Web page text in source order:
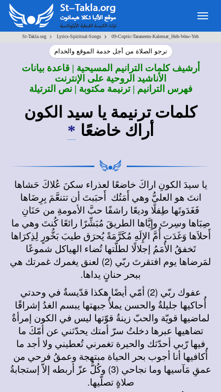
St-Takla.org > Lyrics-Spiritual-Songs > 09-Coptic-Taraneem-Kalemat_Heh-Waw-Yeh
نرجو الصلاة من أجل خدمة الموقع والخدام
أرشيف كلمات الترانيم المسيحية | قاعدة بيانات
الأناشيد الروحية على الإنترنت
فهرس الترانيم | ترنيمة مكتوبة | نص الترتيلة
كلمات ترنيمة يا سيد الكون
أراك خاضعًا *
يا سيدَ الكونِ اراكَ خاضعًا لعذراء سكنَ عُلاكَ حَشاها
انتَ هو العليُّ وهي أَمَتُك أَحبَبتَ أن تتنعَّمَ بِرِضَاها
فَغَدَوتَها طِفلًا وديعًا راشفًا حبَّ الأمومةِ من حَنَانِ
صِبَاها وسِرتَ وإِيَّاها الطريقَ مُبَشِّرًا رائعًا كُنتَ وهي ما
أَحلاَها وَغَدَت أُمَّ الإِلَهِ مُكَرَّمَةً يُحرَق طيبَ بَخُّورٍ لِذِكرَاها
تَخفقُ الأُمَمُ إجلالًا لطلّتها تُضاء الهياكل شموعًا
لمَرضاها يوم افتقرتَ ربّي (2) لعنق يغمرك غمرتك هي
ببحر حنانٍ يداها.
عفوك ربّي (2) أمّي أيضًا هكذا قدّيسةٌ في وحدتي
أُحاكيها جليلةٌ والحسن يملأُ جبهتها يبسم الغدُ إشراقًا
لماضيها قويّة والحبّ زينةُ قوّتها ليس في الكون إمرأةٌ
تضاهيها عبرها دخلتُ سرّ أمتك يحدّثني عن أمّكَ ما
فيها رّبي أحدّثك والحيرة تغمرني تُعطيني ولا أجد ما
أُكافيها أنا أجوب بحر الحياة مبتهجة وعمقُ فرحي من
عمقِ مَآسيها وما نجاحي (3) وكُلُّ عزّ أربطه إلاّ إستجابةُ
صلاةٍ تصلّيها.